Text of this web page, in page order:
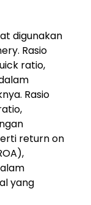
digunakan
Rasio
ratio,
Rasio
return on
yang